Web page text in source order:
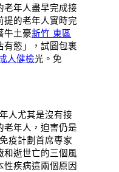
老年人盡早完成接
提的老年人實時完
牛土豪新竹 東區
有慾」，試圖包裹
人健檢光。免
人尤其是沒有接
老年人，迫害仍是
疫計劃首席專家
和逝世亡的三個風
性疾病這兩個原因